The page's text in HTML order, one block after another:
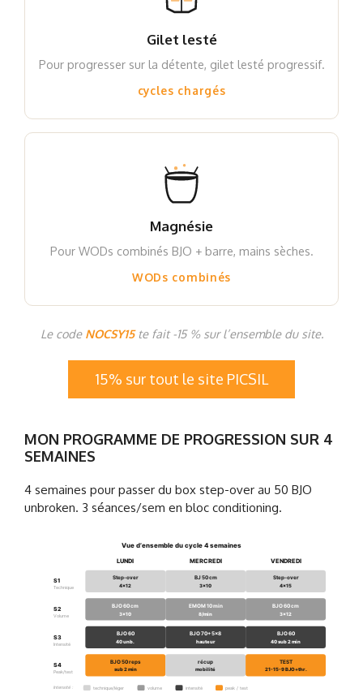
Gilet lesté
Pour progresser sur la détente, gilet lesté progressif.
cycles chargés
Magnésie
Pour WODs combinés BJO + barre, mains sèches.
WODs combinés
Le code NOCSY15te fait -15 % sur l’ensemble du site.
15% sur tout le site PICSIL
MON PROGRAMME DE PROGRESSION SUR 4
SEMAINES
4 semaines pour passer du box step-over au 50 BJO
unbroken. 3 séances/sem en bloc conditioning.
Vue d’ensemble du cycle 4 semaines
LUNDI MERCREDI VENDREDI
S1
Technique
Step-over
4×12
BJ 50 cm
3×10
Step-over
4×15
S2
Volume
BJO 60 cm
3×10
EMOM 10 min
8/min
BJO 60 cm
3×12
S3
Intensité
BJO 60
40 unb.
BJO 70+ 5×8
hauteur
BJO 60
40 sub 2 min
S4
Peak/test
BJO 50 reps
sub 2 min
récup
mobilité
TEST
21-15-9 BJO+thr.
Intensité : technique/léger volume intensité peak / test